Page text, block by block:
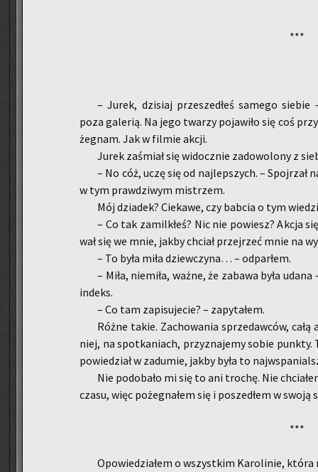
***
– Jurek, dzi­siaj prze­sze­dłeś sa­me­go
poza ga­le­rią. Na jego twa­rzy po­ja­wi­ło się coś
że­gnam. Jak w fil­mie akcji.
Jurek za­śmiał się wi­docz­nie za­do­wo­lo­ny z
– No cóż, uczę się od naj­lep­szych. – Spoj­rzał
w tym praw­dzi­wym mi­strzem.
Mój dzia­dek? Cie­ka­we, czy bab­cia o tym
– Co tak za­mil­kłeś? Nic nie po­wiesz? Akcja
wał się we mnie, jakby chciał przej­rzeć mnie na
– To była miła dziew­czy­na… – od­par­łem.
– Miła, nie­mi­ła, ważne, że za­ba­wa była
in­deks.
– Co tam za­pi­su­je­cie? – za­py­ta­łem.
Różne takie. Za­cho­wa­nia sprze­daw­ców,
niej, na spo­tka­niach, przy­zna­je­my sobie punk­ty.
po­wie­dział w za­du­mie, jakby była to
Nie po­do­ba­ło mi się to ani tro­chę. Nie
czasu, więc po­że­gna­łem się i po­sze­dłem w swoją
***
Opo­wie­dzia­łem o wszyst­kim Ka­ro­li­nie, która